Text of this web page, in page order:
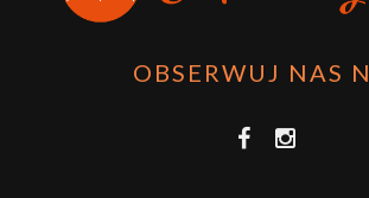
OBSERWUJ NAS